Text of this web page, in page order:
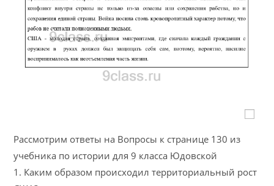
Рассмотрим ответы на Вопросы к странице 130 из
учебника по истории для 9 класса Юдовской
1. Каким образом происходил территориальный рост